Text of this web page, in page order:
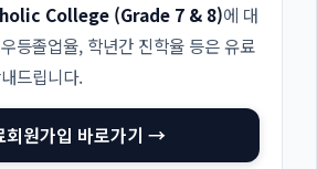
College (Grade 7 & 8)에 대
등졸업율, 학년간 진학율 등은 유료
드립니다.
회원가입 바로가기 →